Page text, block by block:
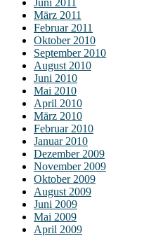
Juni 2011
März 2011
Februar 2011
Oktober 2010
September 2010
August 2010
Juni 2010
Mai 2010
April 2010
März 2010
Februar 2010
Januar 2010
Dezember 2009
November 2009
Oktober 2009
August 2009
Juni 2009
Mai 2009
April 2009